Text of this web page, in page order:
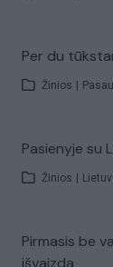
Per du
Žinios
Pasienyje su
Žinios
Pirmasis be
išvaizda